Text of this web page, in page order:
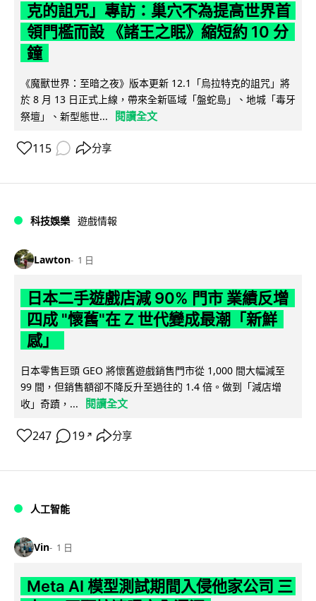
克的詛咒」專訪：巢穴不為提高世界首
領門檻而設 《諸王之眠》縮短約 10 分
鐘
《魔獸世界：至暗之夜》版本更新 12.1「烏拉特克的詛咒」將
於 8 月 13 日正式上線，帶來全新區域「盤蛇島」、地城「毒牙
祭壇」、新型態世...
閱讀全文
115 分享
科技娛樂 遊戲情報
Lawton 1 日
日本二手遊戲店減 90% 門市 業績反增
四成 "懷舊"在 Z 世代變成最潮「新鮮
感」
日本零售巨頭 GEO 將懷舊遊戲銷售門市從 1,000 間大幅減至
99 間，但銷售額卻不降反升至過往的 1.4 倍。做到「減店增
收」奇蹟，...
閱讀全文
247 19 ↗ 分享
人工智能
Vin 1 日
Meta AI 模型測試期間入侵他家公司 三